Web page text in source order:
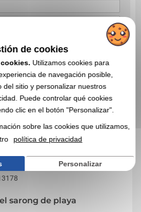
SOLICITUD DE COTIZACIÓN
de cotización, acepta nuestras
uso y nuestra política de privacidad de
ESTOS ARTÍCULOS
TAMBIÉN PUEDEN
sarong de playa
de cookies
Utilizamos cookies para
de navegación posible,
del sitio y personalizar nuestros
Puede controlar qué cookies
clic en el botón "Personalizar".
sobre las cookies que utilizamos,
política de privacidad
Personalizar